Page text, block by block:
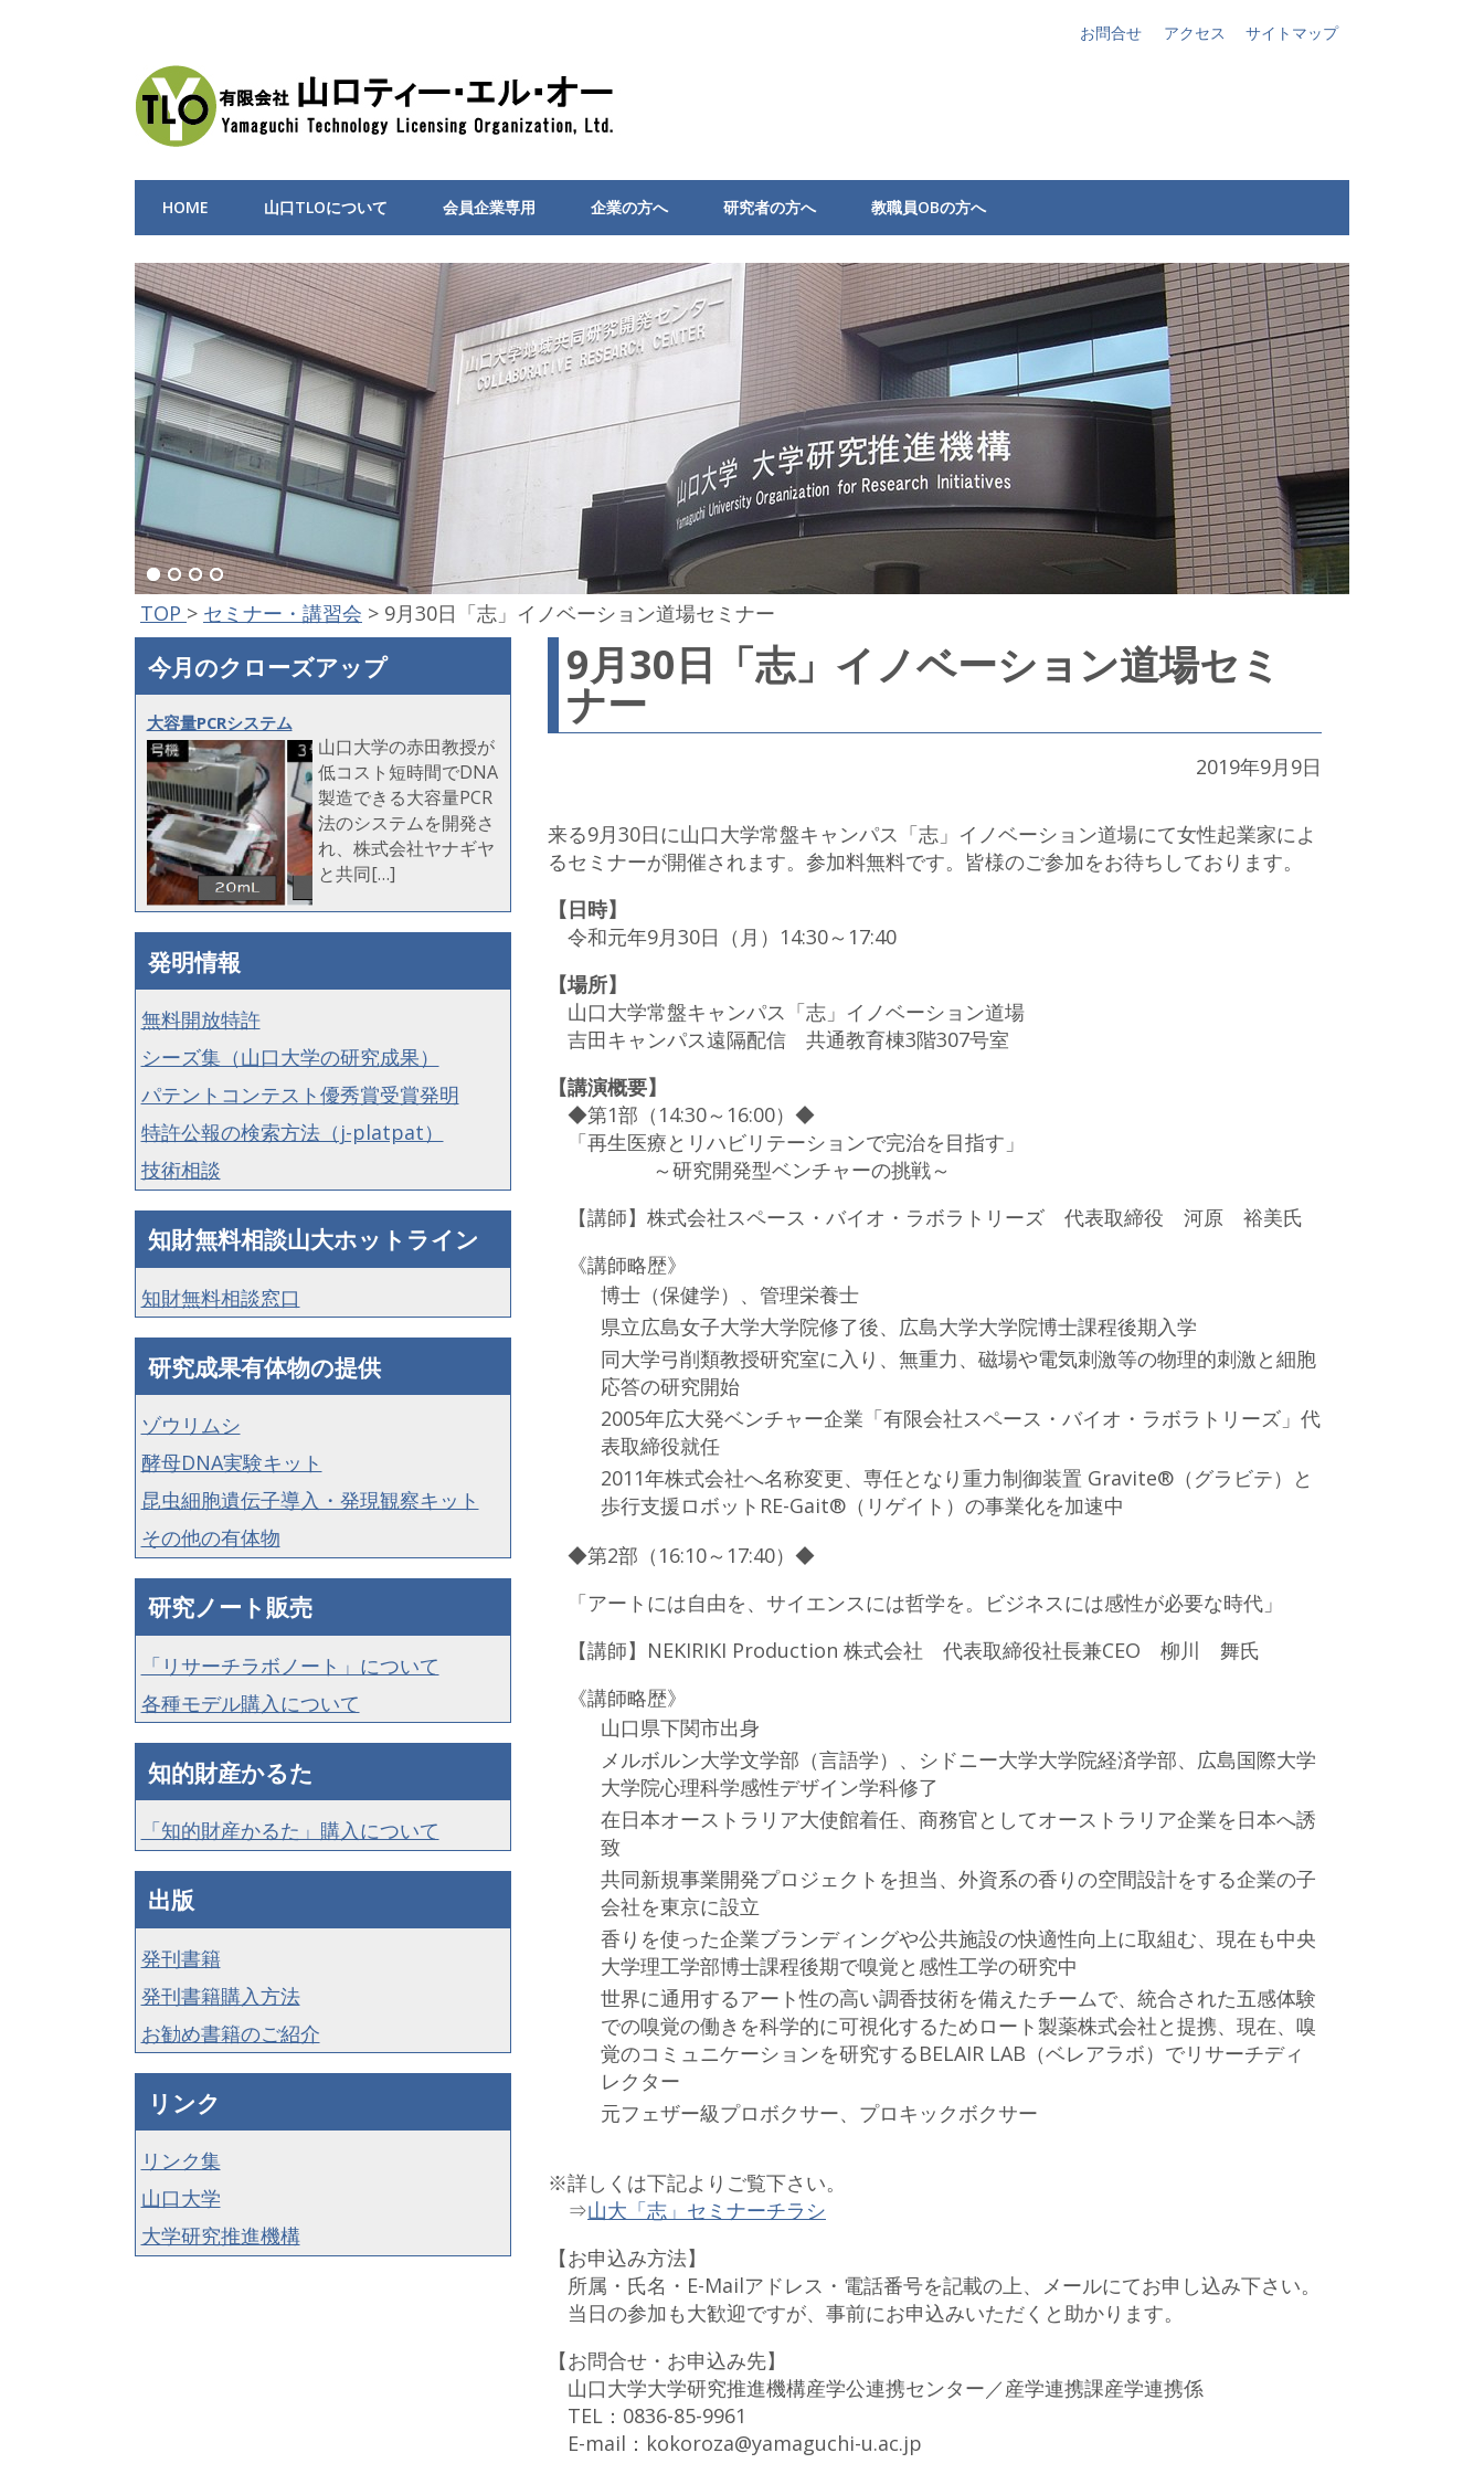
サイトマップ
アクセス
お問合せ
HOME 山口TLOについて 会員企業専用 企業の方へ 研究者の方へ 教職員OBの方へ
TOP > セミナー・講習会 > 9月30日「志」イノベーション道場セミナー
9月30日「志」イノベーション道場セミ
ナー
2019年9月9日
来る9月30日に山口大学常盤キャンパス「志」イノベーション道場にて女性起業家によ
るセミナーが開催されます。参加料無料です。皆様のご参加をお待ちしております。
【日時】
令和元年9月30日（月）14:30～17:40
【場所】
山口大学常盤キャンパス「志」イノベーション道場
吉田キャンパス遠隔配信 共通教育棟3階307号室
【講演概要】
◆第1部（14:30～16:00）◆
「再生医療とリハビリテーションで完治を目指す」
～研究開発型ベンチャーの挑戦～
【講師】株式会社スペース・バイオ・ラボラトリーズ 代表取締役 河原 裕美氏
《講師略歴》
博士（保健学）、管理栄養士
県立広島女子大学大学院修了後、広島大学大学院博士課程後期入学
同大学弓削類教授研究室に入り、無重力、磁場や電気刺激等の物理的刺激と細胞
応答の研究開始
2005年広大発ベンチャー企業「有限会社スペース・バイオ・ラボラトリーズ」代
表取締役就任
2011年株式会社へ名称変更、専任となり重力制御装置 Gravite®（グラビテ）と
歩行支援ロボットRE-Gait®（リゲイト）の事業化を加速中
◆第2部（16:10～17:40）◆
「アートには自由を、サイエンスには哲学を。ビジネスには感性が必要な時代」
【講師】NEKIRIKI Production 株式会社 代表取締役社長兼CEO 柳川 舞氏
《講師略歴》
山口県下関市出身
メルボルン大学文学部（言語学）、シドニー大学大学院経済学部、広島国際大学
大学院心理科学感性デザイン学科修了
在日本オーストラリア大使館着任、商務官としてオーストラリア企業を日本へ誘
致
共同新規事業開発プロジェクトを担当、外資系の香りの空間設計をする企業の子
会社を東京に設立
香りを使った企業ブランディングや公共施設の快適性向上に取組む、現在も中央
大学理工学部博士課程後期で嗅覚と感性工学の研究中
世界に通用するアート性の高い調香技術を備えたチームで、統合された五感体験
での嗅覚の働きを科学的に可視化するためロート製薬株式会社と提携、現在、嗅
覚のコミュニケーションを研究するBELAIR LAB（ベレアラボ）でリサーチディ
レクター
元フェザー級プロボクサー、プロキックボクサー
※詳しくは下記よりご覧下さい。
⇒山大「志」セミナーチラシ
【お申込み方法】
所属・氏名・E-Mailアドレス・電話番号を記載の上、メールにてお申し込み下さい。
当日の参加も大歓迎ですが、事前にお申込みいただくと助かります。
【お問合せ・お申込み先】
山口大学大学研究推進機構産学公連携センター／産学連携課産学連携係
TEL：0836-85-9961
E-mail：kokoroza@yamaguchi-u.ac.jp
今月のクローズアップ
大容量PCRシステム
山口大学の赤田教授が
低コスト短時間でDNA
製造できる大容量PCR
法のシステムを開発さ
れ、株式会社ヤナギヤ
と共同[…]
発明情報
無料開放特許
シーズ集（山口大学の研究成果）
パテントコンテスト優秀賞受賞発明
特許公報の検索方法（j-platpat）
技術相談
知財無料相談山大ホットライン
知財無料相談窓口
研究成果有体物の提供
ゾウリムシ
酵母DNA実験キット
昆虫細胞遺伝子導入・発現観察キット
その他の有体物
研究ノート販売
「リサーチラボノート」について
各種モデル購入について
知的財産かるた
「知的財産かるた」購入について
出版
発刊書籍
発刊書籍購入方法
お勧め書籍のご紹介
リンク
リンク集
山口大学
大学研究推進機構